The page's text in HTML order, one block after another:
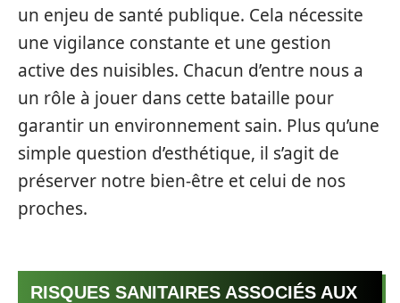
un enjeu de santé publique. Cela nécessite
une vigilance constante et une gestion
active des nuisibles. Chacun d’entre nous a
un rôle à jouer dans cette bataille pour
garantir un environnement sain. Plus qu’une
simple question d’esthétique, il s’agit de
préserver notre bien-être et celui de nos
proches.
RISQUES SANITAIRES ASSOCIÉS AUX